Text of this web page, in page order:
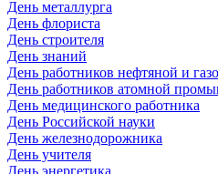
День металлурга
День флориста
День строителя
День знаний
День работников нефтяной и
День работников атомной
День медицинского работника
День Российской науки
День железнодорожника
День учителя
День энергетика